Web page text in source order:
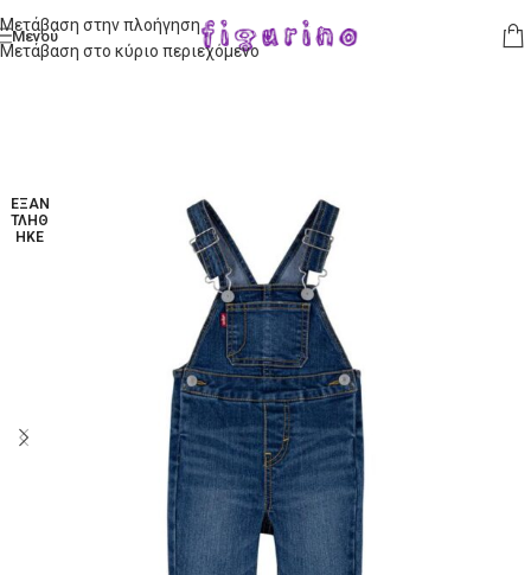
Μετάβαση στην πλοήγηση
Μετάβαση στο κύριο περιεχόμενο
Μενού
ΕΞΑΝ
ΤΛΉΘ
ΗΚΕ